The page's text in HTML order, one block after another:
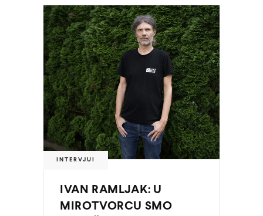
INTERVJUI
IVAN RAMLJAK: U
MIROTVORCU SMO